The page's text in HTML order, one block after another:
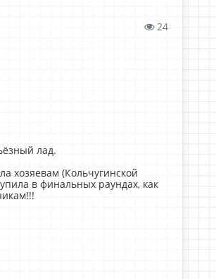
24
лад.
хозяевам (Кольчугинской
в финальных раундах, как